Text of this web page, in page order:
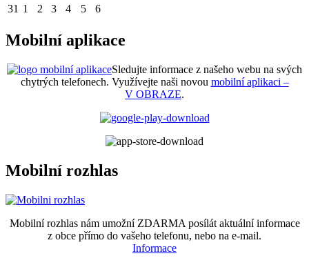
31 1 2 3 4 5 6
Mobilní aplikace
Sledujte informace z našeho webu na svých
chytrých telefonech. Využívejte naši novou mobilní aplikaci –
V OBRAZE.
Mobilní rozhlas
Mobilní rozhlas nám umožní ZDARMA posílát aktuální informace
z obce přímo do vašeho telefonu, nebo na e-mail.
Informace